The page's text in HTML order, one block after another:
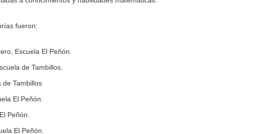
fueron:
Escuela El Peñón.
de Tambillos.
de Tambillos
El Peñón.
Peñón.
El Peñón.